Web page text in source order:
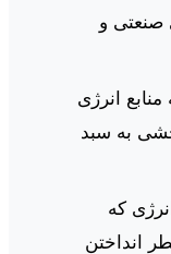
صنعتی و
انرژی
به سبد
که
انداختن